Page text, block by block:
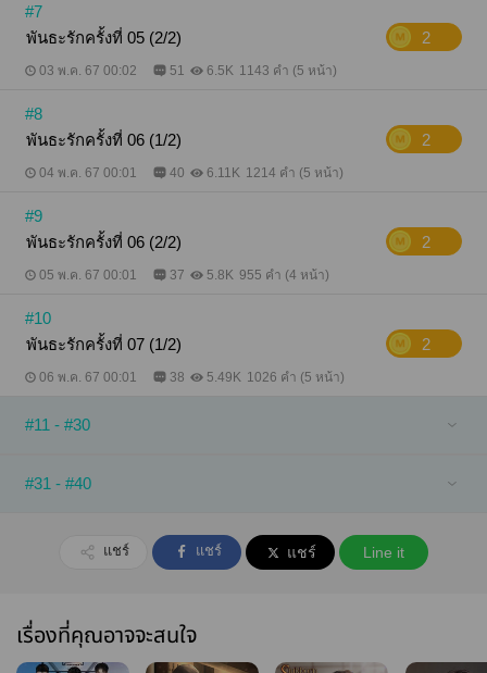
#7
พันธะรักครั้งที่ 05 (2/2)
2
03 พ.ค. 67 00:02 51 6.5K 1143 คำ (5 หน้า)
#8
พันธะรักครั้งที่ 06 (1/2)
2
04 พ.ค. 67 00:01 40 6.11K 1214 คำ (5 หน้า)
#9
พันธะรักครั้งที่ 06 (2/2)
2
05 พ.ค. 67 00:01 37 5.8K 955 คำ (4 หน้า)
#10
พันธะรักครั้งที่ 07 (1/2)
2
06 พ.ค. 67 00:01 38 5.49K 1026 คำ (5 หน้า)
#11 - #30
#31 - #40
แชร์ แชร์ แชร์ Line it
เรื่องที่คุณอาจจะสนใจ